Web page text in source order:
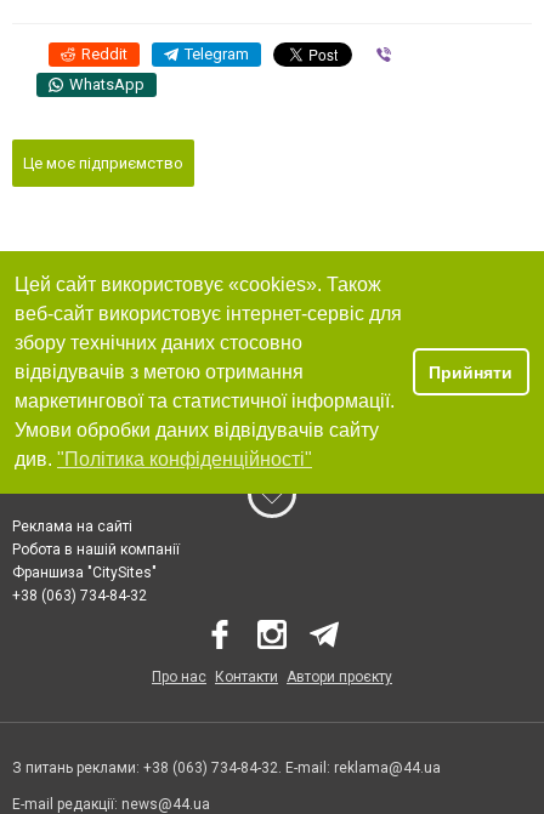
Reddit Telegram
WhatsApp
Це моє підприємство
Цей сайт використовує «cookies». Також
веб-сайт використовує інтернет-сервіс для
збору технічних даних стосовно
відвідувачів з метою отримання
маркетингової та статистичної інформації.
Умови обробки даних відвідувачів сайту
див. "Політика конфіденційності"
Прийняти
Реклама на сайті
Робота в нашій компанії
Франшиза "CitySites"
+38 (063) 734-84-32
Про нас Контакти Автори проєкту
З питань реклами: +38 (063) 734-84-32. E-mail: reklama@44.ua
E-mail редакції: news@44.ua